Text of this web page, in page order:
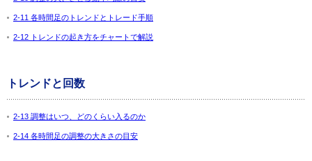
2-11 各時間足のトレンドとトレード手順
2-12 トレンドの起き方をチャートで解説
トレンドと回数
2-13 調整はいつ、どのくらい入るのか
2-14 各時間足の調整の大きさの目安